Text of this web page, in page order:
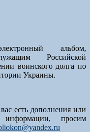
альбом,
Российской
воинского долга по
Украины.
есть дополнения или
информации, просим